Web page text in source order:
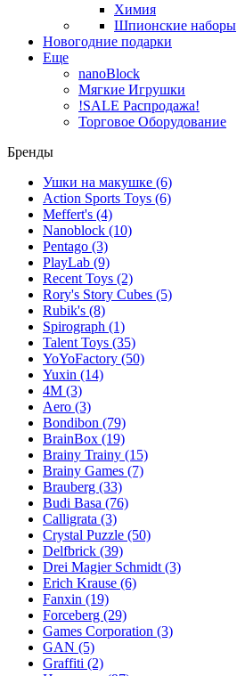
Химия
Шпионские наборы
Новогодние подарки
Еще
nanoBlock
Мягкие Игрушки
!SALE Распродажа!
Торговое Оборудование
Бренды
Ушки на макушке (6)
Action Sports Toys (6)
Meffert's (4)
Nanoblock (10)
Pentago (3)
PlayLab (9)
Recent Toys (2)
Rory's Story Cubes (5)
Rubik's (8)
Spirograph (1)
Talent Toys (35)
YoYoFactory (50)
Yuxin (14)
4M (3)
Aero (3)
Bondibon (79)
BrainBox (19)
Brainy Trainy (15)
Brainy Games (7)
Brauberg (33)
Budi Basa (76)
Calligrata (3)
Crystal Puzzle (50)
Delfbrick (39)
Drei Magier Schmidt (3)
Erich Krause (6)
Fanxin (19)
Forceberg (29)
Games Corporation (3)
GAN (5)
Graffiti (2)